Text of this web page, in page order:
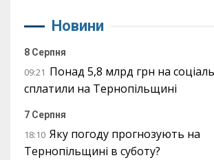
Новини
8 Серпня
09:21 Понад 5,8 млрд грн на
сплатили на Тернопільщині
7 Серпня
18:10 Яку погоду прогнозують на
Тернопільщині в суботу?